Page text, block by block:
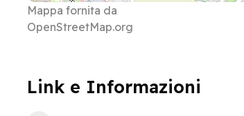
Mappa fornita da
OpenStreetMap.org
Link e Informazioni